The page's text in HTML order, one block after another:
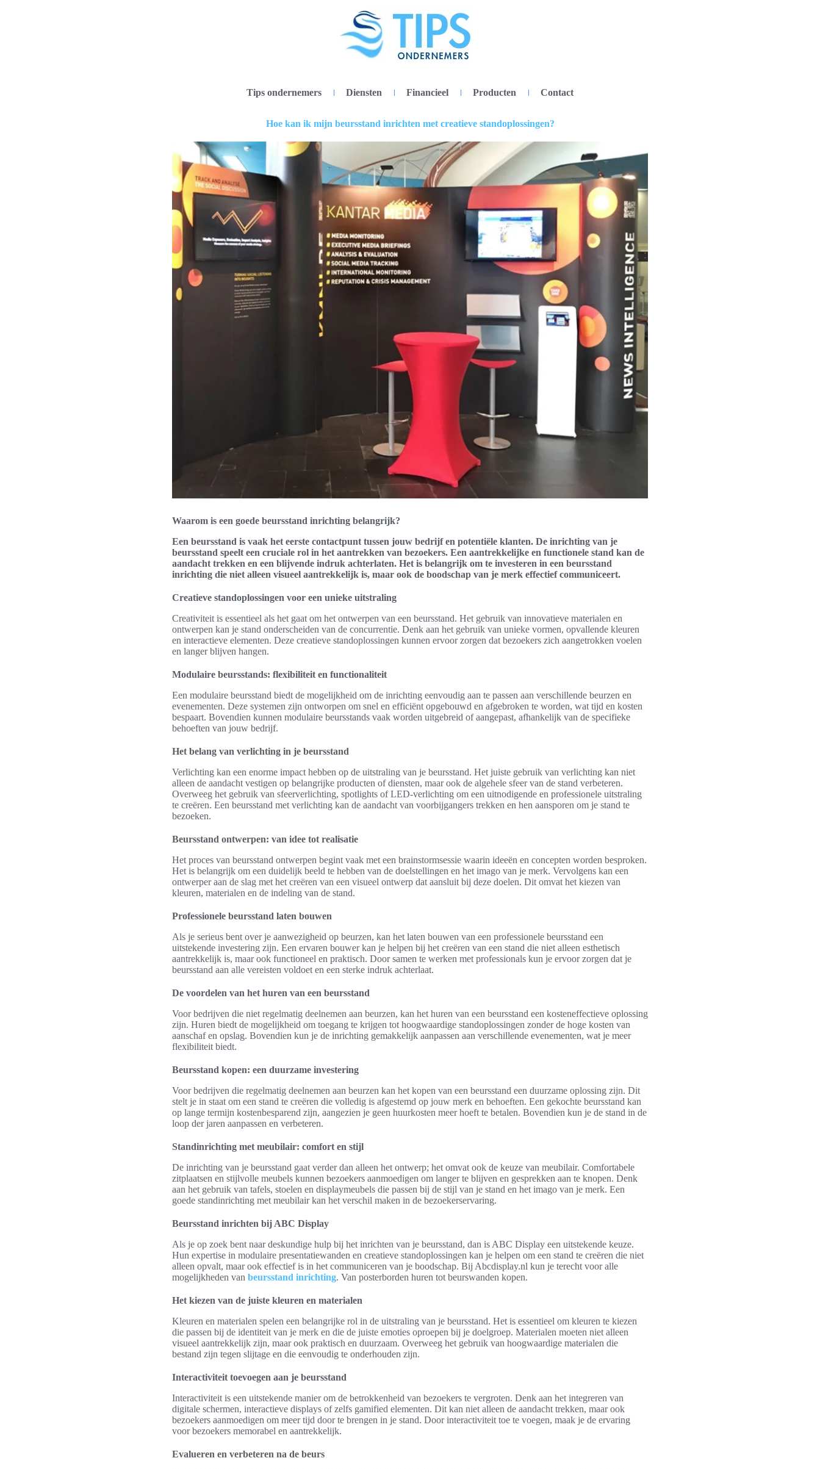
Tips ondernemers Diensten Financieel Producten Contact
Hoe kan ik mijn beursstand inrichten met creatieve standoplossingen?
Waarom is een goede beursstand inrichting belangrijk?
Een beursstand is vaak het eerste contactpunt tussen jouw bedrijf en potentiële klanten. De inrichting van je
beursstand speelt een cruciale rol in het aantrekken van bezoekers. Een aantrekkelijke en functionele stand kan de
aandacht trekken en een blijvende indruk achterlaten. Het is belangrijk om te investeren in een beursstand
inrichting die niet alleen visueel aantrekkelijk is, maar ook de boodschap van je merk effectief communiceert.
Creatieve standoplossingen voor een unieke uitstraling
Creativiteit is essentieel als het gaat om het ontwerpen van een beursstand. Het gebruik van innovatieve materialen en
ontwerpen kan je stand onderscheiden van de concurrentie. Denk aan het gebruik van unieke vormen, opvallende kleuren
en interactieve elementen. Deze creatieve standoplossingen kunnen ervoor zorgen dat bezoekers zich aangetrokken voelen
en langer blijven hangen.
Modulaire beursstands: flexibiliteit en functionaliteit
Een modulaire beursstand biedt de mogelijkheid om de inrichting eenvoudig aan te passen aan verschillende beurzen en
evenementen. Deze systemen zijn ontworpen om snel en efficiënt opgebouwd en afgebroken te worden, wat tijd en kosten
bespaart. Bovendien kunnen modulaire beursstands vaak worden uitgebreid of aangepast, afhankelijk van de specifieke
behoeften van jouw bedrijf.
Het belang van verlichting in je beursstand
Verlichting kan een enorme impact hebben op de uitstraling van je beursstand. Het juiste gebruik van verlichting kan niet
alleen de aandacht vestigen op belangrijke producten of diensten, maar ook de algehele sfeer van de stand verbeteren.
Overweeg het gebruik van sfeerverlichting, spotlights of LED-verlichting om een uitnodigende en professionele uitstraling
te creëren. Een beursstand met verlichting kan de aandacht van voorbijgangers trekken en hen aansporen om je stand te
bezoeken.
Beursstand ontwerpen: van idee tot realisatie
Het proces van beursstand ontwerpen begint vaak met een brainstormsessie waarin ideeën en concepten worden besproken.
Het is belangrijk om een duidelijk beeld te hebben van de doelstellingen en het imago van je merk. Vervolgens kan een
ontwerper aan de slag met het creëren van een visueel ontwerp dat aansluit bij deze doelen. Dit omvat het kiezen van
kleuren, materialen en de indeling van de stand.
Professionele beursstand laten bouwen
Als je serieus bent over je aanwezigheid op beurzen, kan het laten bouwen van een professionele beursstand een
uitstekende investering zijn. Een ervaren bouwer kan je helpen bij het creëren van een stand die niet alleen esthetisch
aantrekkelijk is, maar ook functioneel en praktisch. Door samen te werken met professionals kun je ervoor zorgen dat je
beursstand aan alle vereisten voldoet en een sterke indruk achterlaat.
De voordelen van het huren van een beursstand
Voor bedrijven die niet regelmatig deelnemen aan beurzen, kan het huren van een beursstand een kosteneffectieve oplossing
zijn. Huren biedt de mogelijkheid om toegang te krijgen tot hoogwaardige standoplossingen zonder de hoge kosten van
aanschaf en opslag. Bovendien kun je de inrichting gemakkelijk aanpassen aan verschillende evenementen, wat je meer
flexibiliteit biedt.
Beursstand kopen: een duurzame investering
Voor bedrijven die regelmatig deelnemen aan beurzen kan het kopen van een beursstand een duurzame oplossing zijn. Dit
stelt je in staat om een stand te creëren die volledig is afgestemd op jouw merk en behoeften. Een gekochte beursstand kan
op lange termijn kostenbesparend zijn, aangezien je geen huurkosten meer hoeft te betalen. Bovendien kun je de stand in de
loop der jaren aanpassen en verbeteren.
Standinrichting met meubilair: comfort en stijl
De inrichting van je beursstand gaat verder dan alleen het ontwerp; het omvat ook de keuze van meubilair. Comfortabele
zitplaatsen en stijlvolle meubels kunnen bezoekers aanmoedigen om langer te blijven en gesprekken aan te knopen. Denk
aan het gebruik van tafels, stoelen en displaymeubels die passen bij de stijl van je stand en het imago van je merk. Een
goede standinrichting met meubilair kan het verschil maken in de bezoekerservaring.
Beursstand inrichten bij ABC Display
Als je op zoek bent naar deskundige hulp bij het inrichten van je beursstand, dan is ABC Display een uitstekende keuze.
Hun expertise in modulaire presentatiewanden en creatieve standoplossingen kan je helpen om een stand te creëren die niet
alleen opvalt, maar ook effectief is in het communiceren van je boodschap. Bij Abcdisplay.nl kun je terecht voor alle
mogelijkheden van beursstand inrichting. Van posterborden huren tot beurswanden kopen.
Het kiezen van de juiste kleuren en materialen
Kleuren en materialen spelen een belangrijke rol in de uitstraling van je beursstand. Het is essentieel om kleuren te kiezen
die passen bij de identiteit van je merk en die de juiste emoties oproepen bij je doelgroep. Materialen moeten niet alleen
visueel aantrekkelijk zijn, maar ook praktisch en duurzaam. Overweeg het gebruik van hoogwaardige materialen die
bestand zijn tegen slijtage en die eenvoudig te onderhouden zijn.
Interactiviteit toevoegen aan je beursstand
Interactiviteit is een uitstekende manier om de betrokkenheid van bezoekers te vergroten. Denk aan het integreren van
digitale schermen, interactieve displays of zelfs gamified elementen. Dit kan niet alleen de aandacht trekken, maar ook
bezoekers aanmoedigen om meer tijd door te brengen in je stand. Door interactiviteit toe te voegen, maak je de ervaring
voor bezoekers memorabel en aantrekkelijk.
Evalueren en verbeteren na de beurs